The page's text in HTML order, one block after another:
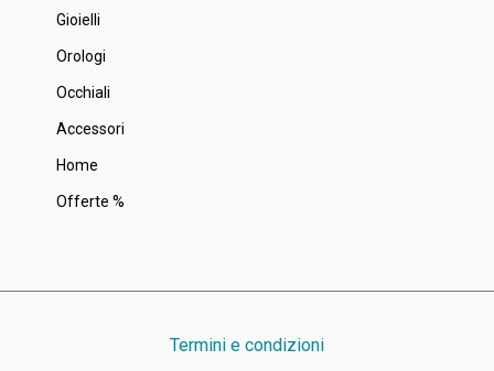
Gioielli
Orologi
Occhiali
Accessori
Home
Offerte %
Termini e condizioni